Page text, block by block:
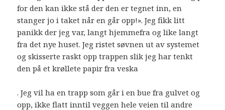
for den kan ikke stå der den er tegnet inn, en
stanger jo i taket når en går opp!». Jeg fikk litt
panikk der jeg var, langt hjemmefra og like langt
fra det nye huset. Jeg ristet søvnen ut av systemet
og skisserte raskt opp trappen slik jeg har tenkt
den på et krøllete papir fra veska
. Jeg vil ha en trapp som går i en bue fra gulvet og
opp, ikke flatt inntil veggen hele veien til andre